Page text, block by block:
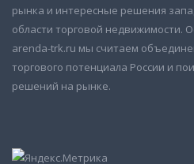
рынка и интересные решения
области торговой недвижимости.
arenda-trk.ru мы считаем
торгового потенциала России и
решений на рынке.